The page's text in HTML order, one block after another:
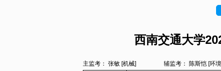
西南交通大学
主监考： 张敏 [机械] 辅监考： 陈斯恺